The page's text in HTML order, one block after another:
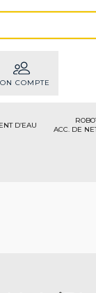
COMPTE
D’EAU
ACC. DE